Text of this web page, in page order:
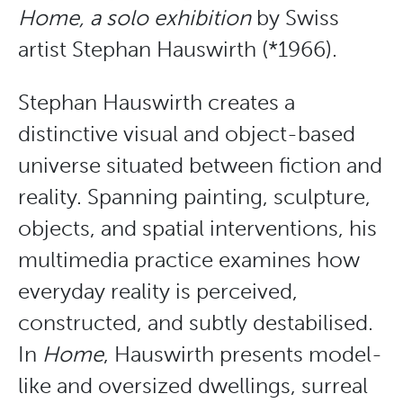
Home, a solo exhibition by Swiss
artist Stephan Hauswirth (*1966).
Stephan Hauswirth creates a
distinctive visual and object-based
universe situated between fiction and
reality. Spanning painting, sculpture,
objects, and spatial interventions, his
multimedia practice examines how
everyday reality is perceived,
constructed, and subtly destabilised.
In Home, Hauswirth presents model-
like and oversized dwellings, surreal